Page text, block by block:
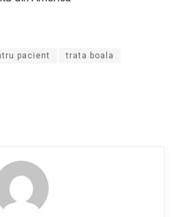
pacient trata boala